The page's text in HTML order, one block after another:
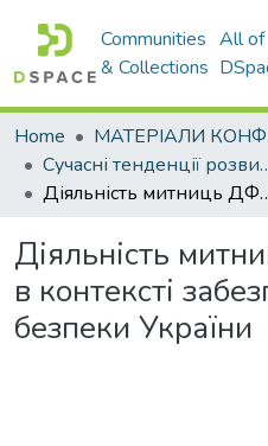
Communities
& Collections
All of
Home
Сучасні тенденції
Діяльність митниць ДФС України
Діяльність
в контексті
безпеки України